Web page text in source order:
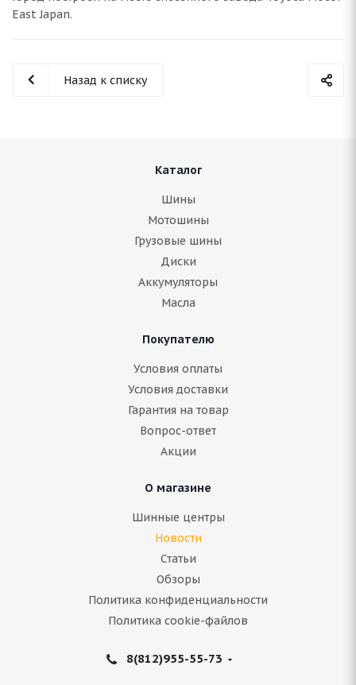
East Japan.
Назад к списку
Каталог
Шины
Мотошины
Грузовые шины
Диски
Аккумуляторы
Масла
Покупателю
Условия оплаты
Условия доставки
Гарантия на товар
Вопрос-ответ
Акции
О магазине
Шинные центры
Новости
Статьи
Обзоры
Политика конфиденциальности
Политика cookie-файлов
8(812)955-55-73